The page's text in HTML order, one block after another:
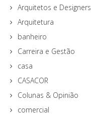
Arquitetos e Designers
Arquitetura
banheiro
Carreira e Gestão
casa
CASACOR
Colunas & Opinião
comercial